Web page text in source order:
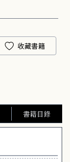
收藏書籍
書籍目錄